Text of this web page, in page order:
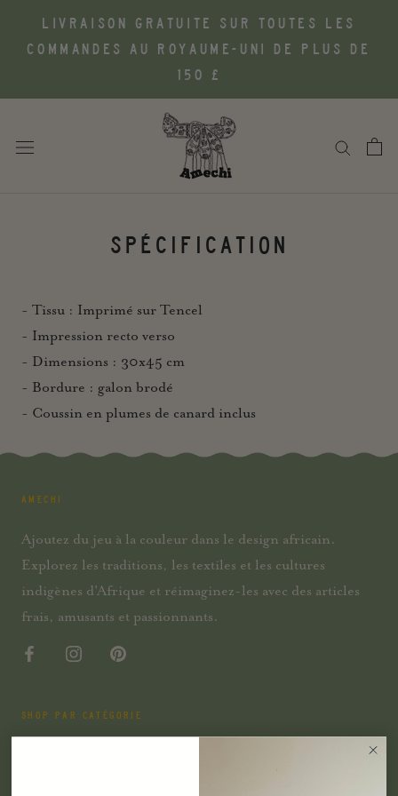
contenu
LIVRAISON GRATUITE SUR TOUTES LES
COMMANDES AU ROYAUME-UNI DE PLUS DE
150 £
SPÉCIFICATION
- Tissu : Imprimé sur Tencel
- Impression recto verso
- Dimensions : 30x45 cm
- Bordure : galon brodé
- Coussin en plumes de canard inclus
AMECHI
Ajoutez du jeu à la couleur dans le design africain.
Explorez les traditions, les textiles et les cultures
indigènes d'Afrique et réimaginez-les avec des articles
frais, amusants et passionnants.
SHOP PAR CATÉGORIE